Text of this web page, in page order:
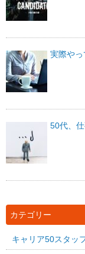
実際や
50代、
カテゴリー
キャリア50スタッ